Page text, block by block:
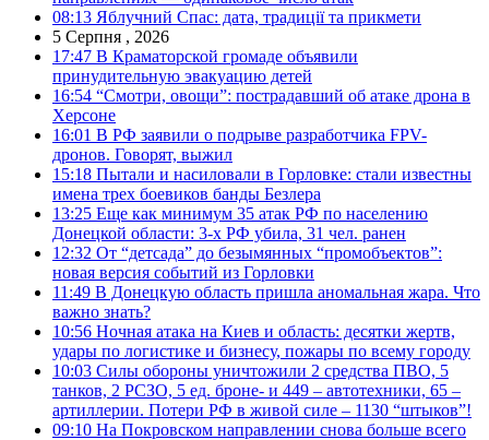
08:13 Яблучний Спас: дата, традиції та прикмети
5 Серпня , 2026
17:47 В Краматорской громаде объявили
принудительную эвакуацию детей
16:54 “Смотри, овощи”: пострадавший об атаке дрона в
Херсоне
16:01 В РФ заявили о подрыве разработчика FPV-
дронов. Говорят, выжил
15:18 Пытали и насиловали в Горловке: стали известны
имена трех боевиков банды Безлера
13:25 Еще как минимум 35 атак РФ по населению
Донецкой области: 3-х РФ убила, 31 чел. ранен
12:32 От “детсада” до безымянных “промобъектов”:
новая версия событий из Горловки
11:49 В Донецкую область пришла аномальная жара. Что
важно знать?
10:56 Ночная атака на Киев и область: десятки жертв,
удары по логистике и бизнесу, пожары по всему городу
10:03 Силы обороны уничтожили 2 средства ПВО, 5
танков, 2 РСЗО, 5 ед. броне- и 449 – автотехники, 65 –
артиллерии. Потери РФ в живой силе – 1130 “штыков”!
09:10 На Покровском направлении снова больше всего